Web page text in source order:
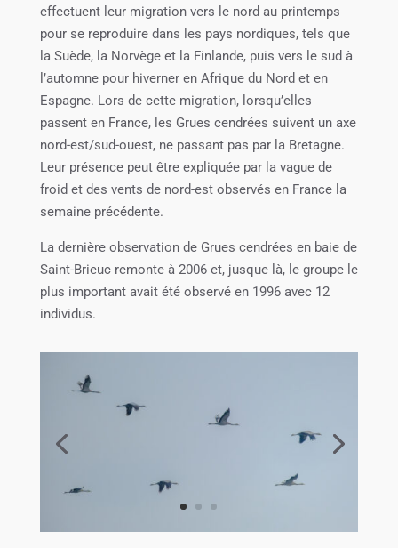
effectuent leur migration vers le nord au printemps
pour se reproduire dans les pays nordiques, tels que
la Suède, la Norvège et la Finlande, puis vers le sud à
l’automne pour hiverner en Afrique du Nord et en
Espagne. Lors de cette migration, lorsqu’elles
passent en France, les Grues cendrées suivent un axe
nord-est/sud-ouest, ne passant pas par la Bretagne.
Leur présence peut être expliquée par la vague de
froid et des vents de nord-est observés en France la
semaine précédente.
La dernière observation de Grues cendrées en baie de
Saint-Brieuc remonte à 2006 et, jusque là, le groupe le
plus important avait été observé en 1996 avec 12
individus.